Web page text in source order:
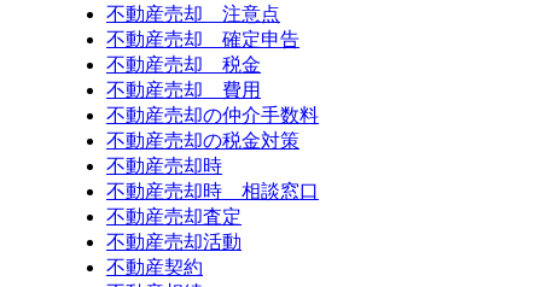
不動産売却 注意点
不動産売却 確定申告
不動産売却 税金
不動産売却 費用
不動産売却の仲介手数料
不動産売却の税金対策
不動産売却時
不動産売却時 相談窓口
不動産売却査定
不動産売却活動
不動産契約